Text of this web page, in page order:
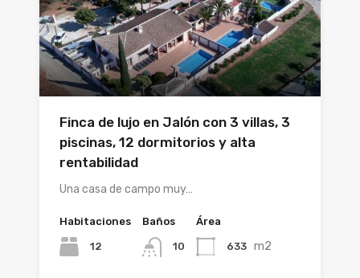
Finca de lujo en Jalón con 3 villas, 3
piscinas, 12 dormitorios y alta
rentabilidad
Una casa de campo muy…
Habitaciones
12
Baños
10
Área
633 m2